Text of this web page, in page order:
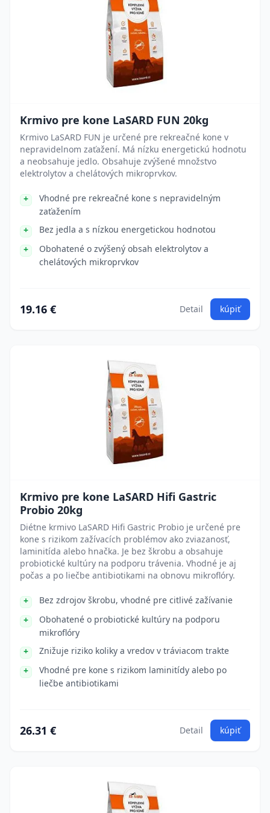
Krmivo pre kone LaSARD FUN 20kg
Krmivo LaSARD FUN je určené pre rekreačné kone v
nepravidelnom zaťažení. Má nízku energetickú hodnotu
a neobsahuje jedlo. Obsahuje zvýšené množstvo
elektrolytov a chelátových mikroprvkov.
Vhodné pre rekreačné kone s nepravidelným
zaťažením
Bez jedla a s nízkou energetickou hodnotou
Obohatené o zvýšený obsah elektrolytov a
chelátových mikroprvkov
19.16 € Detail kúpiť
Krmivo pre kone LaSARD Hifi Gastric
Probio 20kg
Diétne krmivo LaSARD Hifi Gastric Probio je určené pre
kone s rizikom zažívacích problémov ako zviazanosť,
laminitída alebo hnačka. Je bez škrobu a obsahuje
probiotické kultúry na podporu trávenia. Vhodné je aj
počas a po liečbe antibiotikami na obnovu mikroflóry.
Bez zdrojov škrobu, vhodné pre citlivé zažívanie
Obohatené o probiotické kultúry na podporu
mikroflóry
Znižuje riziko koliky a vredov v tráviacom trakte
Vhodné pre kone s rizikom laminitídy alebo po
liečbe antibiotikami
26.31 € Detail kúpiť